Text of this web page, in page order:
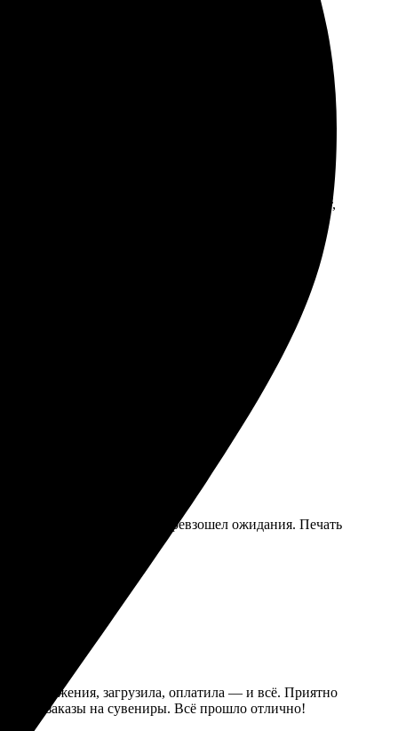
простым: загрузила фото на сайте, выбрала
цвета яркие, детали четкие. Очень довольна
оплатил быстро. Получил качественный результат,
минут, и результат превзошел ожидания. Печать
изображения, загрузила, оплатила — и всё. Приятно
еще заказы на сувениры. Всё прошло отлично!